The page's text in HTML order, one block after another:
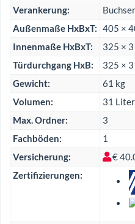
Verankerung:
Außenmaße HxBxT: 405 ×
Innenmaße HxBxT:
325 ×
Türdurchgang HxB:
325 ×
Gewicht:
61 kg
Volumen:
31 Liter
Max. Ordner:
3
Fachböden:
1
Versicherung:
€
Zertifizierungen: